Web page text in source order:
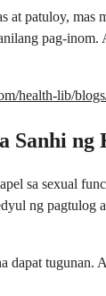
at patuloy,
pag-inom.
health-lib/
Sanhi
sa sexual
ng
dapat